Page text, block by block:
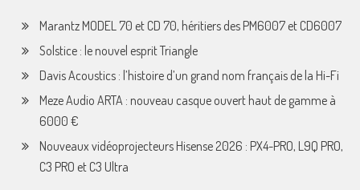
Marantz MODEL 70 et CD 70, héritiers des PM6007 et CD6007
Solstice : le nouvel esprit Triangle
Davis Acoustics : l’histoire d’un grand nom français de la Hi-Fi
Meze Audio ARTA : nouveau casque ouvert haut de gamme à
6000 €
Nouveaux vidéoprojecteurs Hisense 2026 : PX4-PRO, L9Q PRO,
C3 PRO et C3 Ultra